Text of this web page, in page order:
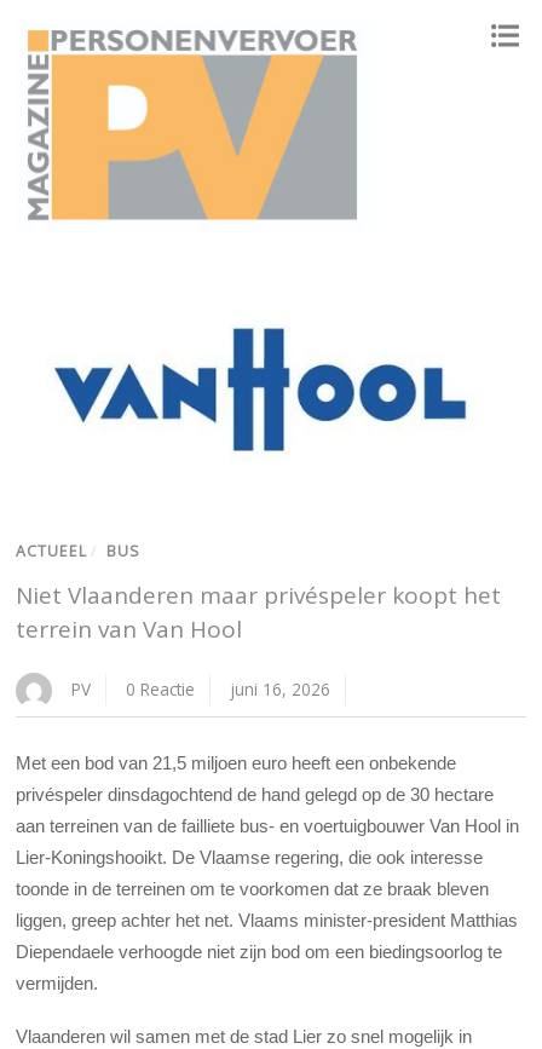
ACTUEEL / BUS
Niet Vlaanderen maar privéspeler koopt het
terrein van Van Hool
PV 0 Reactie juni 16, 2026
Met een bod van 21,5 miljoen euro heeft een onbekende
privéspeler dinsdagochtend de hand gelegd op de 30 hectare
aan terreinen van de failliete bus- en voertuigbouwer Van Hool in
Lier-Koningshooikt. De Vlaamse regering, die ook interesse
toonde in de terreinen om te voorkomen dat ze braak bleven
liggen, greep achter het net. Vlaams minister-president Matthias
Diependaele verhoogde niet zijn bod om een biedingsoorlog te
vermijden.
Vlaanderen wil samen met de stad Lier zo snel mogelijk in